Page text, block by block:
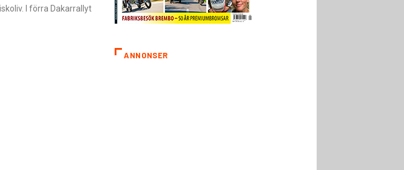
I förra Dakarrallyt
ANNONSER